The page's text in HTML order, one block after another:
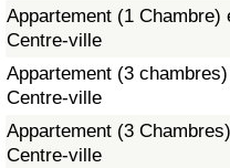
Appartement (1 Chambre)
Centre-ville
Appartement (3
Centre-ville
Appartement (3
Centre-ville
Indice du coût de la vie
à Akaba
Indice des Prix de
Indice de qualité de vie
Criminalité
Indice de Criminalité